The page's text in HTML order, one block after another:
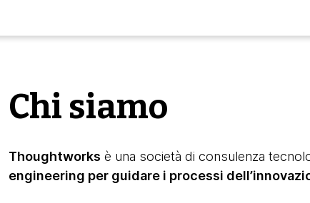
Chi siamo
Thoughtworks è una società di consulenza
engineering per guidare i processi